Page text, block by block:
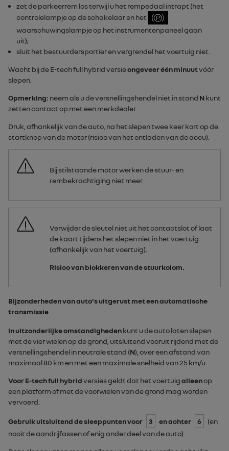
zet de parkeerrem los terwijl u het rempedaal intrapt (het
controlelampje op de schakelaar en het
waarschuwingslampje op het instrumentenpaneel gaan
uit);
sluit het bestuurdersportier en vergrendel het voertuig niet.
Wacht bij deE-tech full hybridversieongeveer één minuutvóór
slepen.
Opmerking: neem als u de versnellingshendel niet in stand Nkunt
zetten contact op met een merkdealer.
Druk, afhankelijk van de auto, na het slepen twee keer kort op de
startknop van de motor (risico van het ontladen van de accu).
Bij stilstaande motor werken de stuur- en
rembekrachtiging niet meer.
Verwijder de sleutel niet uit het contactslot of laat
de kaart tijdens het slepen niet in het voertuig
(afhankelijk van het voertuig).
Risico van blokkeren van de stuurkolom.
Bijzonderheden van auto’s uitgerust met een automatische
transmissie
In uitzonderlijke omstandighedenkunt u de auto laten slepen
met de vier wielen op de grond, uitsluitend vooruit rijdend met de
versnellingshendel in neutrale stand (N), over een afstand van
maximaal 80 km en met een maximale snelheid van 25 km/u.
VoorE-tech full hybridversies geldt dat het voertuigalleenop
een platform of met de voorwielen van de grond mag worden
vervoerd.
Gebruik uitsluitend de sleeppunten voor 3 en achter 6
(en
nooit de aandrijfassen of enig ander deel van de auto).